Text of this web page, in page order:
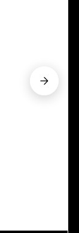



